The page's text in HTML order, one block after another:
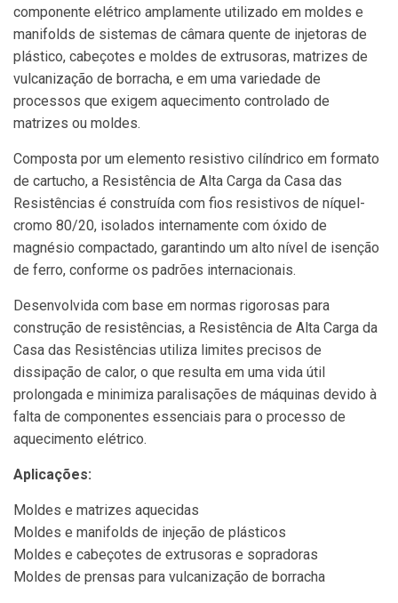
componente elétrico amplamente utilizado em moldes e
manifolds de sistemas de câmara quente de injetoras de
plástico, cabeçotes e moldes de extrusoras, matrizes de
vulcanização de borracha, e em uma variedade de
processos que exigem aquecimento controlado de
matrizes ou moldes.
Composta por um elemento resistivo cilíndrico em formato
de cartucho, a Resistência de Alta Carga da Casa das
Resistências é construída com fios resistivos de níquel-
cromo 80/20, isolados internamente com óxido de
magnésio compactado, garantindo um alto nível de isenção
de ferro, conforme os padrões internacionais.
Desenvolvida com base em normas rigorosas para
construção de resistências, a Resistência de Alta Carga da
Casa das Resistências utiliza limites precisos de
dissipação de calor, o que resulta em uma vida útil
prolongada e minimiza paralisações de máquinas devido à
falta de componentes essenciais para o processo de
aquecimento elétrico.
Aplicações:
Moldes e matrizes aquecidas
Moldes e manifolds de injeção de plásticos
Moldes e cabeçotes de extrusoras e sopradoras
Moldes de prensas para vulcanização de borracha